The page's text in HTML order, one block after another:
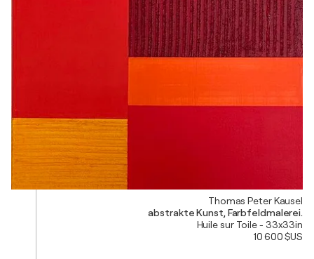
Thomas Peter Kausel
abstrakte Kunst, Farbfeldmalerei.
Huile sur Toile - 33x33in
10 600 $US